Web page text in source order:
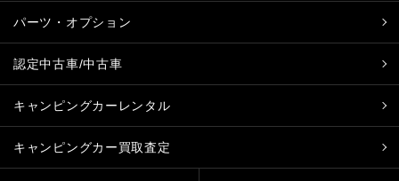
パーツ・オプション
認定中古車/中古車
キャンピングカーレンタル
キャンピングカー買取査定